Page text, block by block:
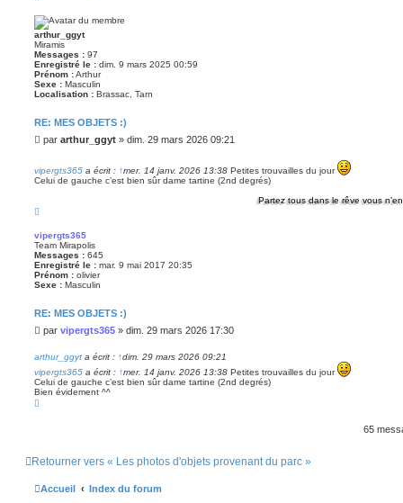
g
e
u
t
arthur_ggyt
Miramis
Messages : 97
Enregistré le : dim. 9 mars 2025 00:59
Prénom :Arthur
Sexe : Masculin
Localisation : Brassac, Tarn
RE: MES OBJETS :)
M
s
par arthur_ggyt » dim. 29 mars 2026 09:21
vipergts365 a écrit : ↑mer. 14 janv. 2026 13:38 Petites trouvailles du jour
Celui de gauche c’est bien sûr dame tartine (2nd degrés)
Partez tous dans le rêve vous n’en
t
vipergts365
Team Mirapolis
Messages : 645
Enregistré le : mar. 9 mai 2017 20:35
Prénom : olivier
Sexe : Masculin
RE: MES OBJETS :)
M
s
s
a
g
par vipergts365 » dim. 29 mars 2026 17:30
arthur_ggyt a écrit : ↑dim. 29 mars 2026 09:21
vipergts365 a écrit : ↑mer. 14 janv. 2026 13:38 Petites trouvailles du jour
Celui de gauche c’est bien sûr dame tartine (2nd degrés)
Bien évidement ^^
65
Retourner vers « Les photos d'objets provenant du parc »
Accueil Index du forum